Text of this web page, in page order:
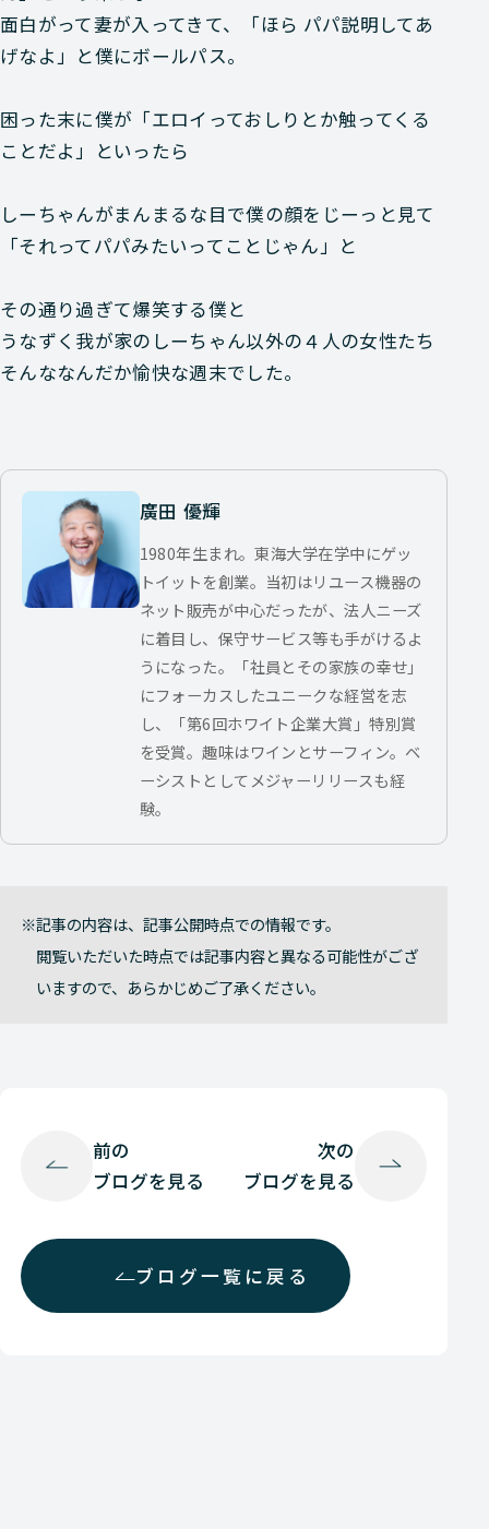
面白がって妻が入ってきて、「ほら パパ説明してあ
げなよ」と僕にボールパス。
困った末に僕が「エロイっておしりとか触ってくる
ことだよ」といったら
しーちゃんがまんまるな目で僕の顔をじーっと見て
「それってパパみたいってことじゃん」と
その通り過ぎて爆笑する僕と
うなずく我が家のしーちゃん以外の４人の女性たち
そんななんだか愉快な週末でした。
廣田 優輝
1980年生まれ。東海大学在学中にゲッ
トイットを創業。当初はリユース機器の
ネット販売が中心だったが、法人ニーズ
に着目し、保守サービス等も手がけるよ
うになった。「社員とその家族の幸せ」
にフォーカスしたユニークな経営を志
し、「第6回ホワイト企業大賞」特別賞
を受賞。趣味はワインとサーフィン。ベ
ーシストとしてメジャーリリースも経
験。
記事の内容は、記事公開時点での情報です。
閲覧いただいた時点では記事内容と異なる可能性がござ
いますので、あらかじめご了承ください。
前の
ブログを見る
ブログ一覧に戻る
次の
ブログを見る